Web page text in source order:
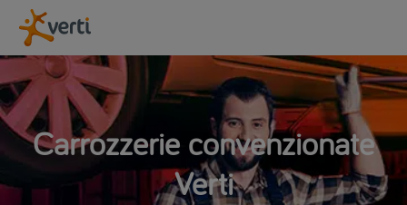
Carrozzerie convenzionate
Verti